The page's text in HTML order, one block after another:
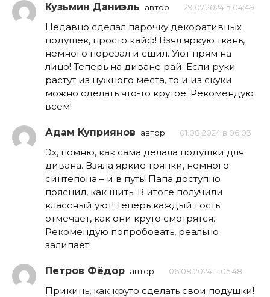
Кузьмин Даниэль автор 29.07.2024 в 04:49
Недавно сделал парочку декоративных
подушек, просто кайф! Взял яркую ткань,
немного порезал и сшил. Уют прям на
лицо! Теперь на диване рай. Если руки
растут из нужного места, то и из скуки
можно сделать что-то крутое. Рекомендую
всем!
Адам Куприянов автор 01.08.2024 в 06:03
Эх, помню, как сама делала подушки для
дивана. Взяла яркие тряпки, немного
синтепона – и в путь! Папа доступно
пояснил, как шить. В итоге получили
классный уют! Теперь каждый гость
отмечает, как они круто смотрятся.
Рекомендую попробовать, реально
залипает!
Петров Фёдор автор 06.08.2024 в 05:48
Прикинь, как круто сделать свои подушки!